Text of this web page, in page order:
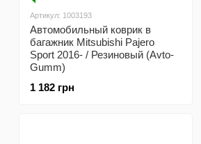
Артикул: 1003193
Автомобильный коврик в
багажник Mitsubishi Pajero
Sport 2016- / Резиновый (Avto-
Gumm)
1 182 грн